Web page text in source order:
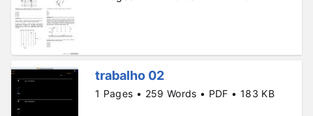
trabalho 02
1 Pages • 259 Words • PDF • 183 KB